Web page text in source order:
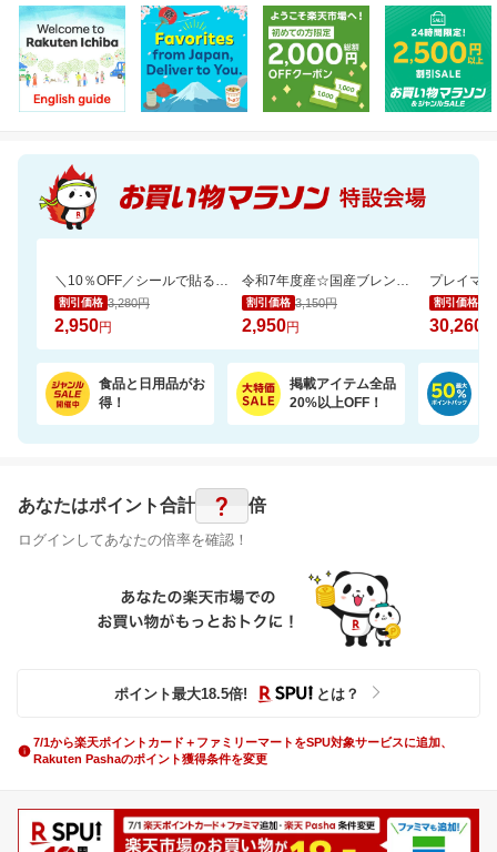
＼10％OFF／シールで貼るだけ！壁に固定★見守りカメラ ペット・留守番・屋内防犯にも
割引価格 3,280円
2,950円
令和7年度産☆国産ブレンド米5kgがお買い得！【楽天オリジナル】
割引価格 3,150円
2,950円
割引価格
30,260
食品と日用品がお
得！
掲載アイテム全品
20%以上OFF！
あなたはポイント合計 ? 倍
ログインしてあなたの倍率を確認！
ポイント最大18.5倍! とは？
7/1から楽天ポイントカード＋ファミリーマートをSPU対象サービスに追加、
Rakuten Pashaのポイント獲得条件を変更